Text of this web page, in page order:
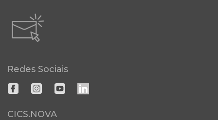
Redes Sociais
CICS.NOVA